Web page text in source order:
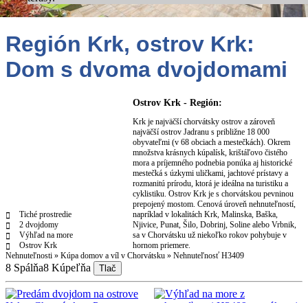
Región Krk, ostrov Krk:
Dom s dvoma dvojdomami
Tiché prostredie
2 dvojdomy
Výhľad na more
Ostrov Krk
Ostrov Krk - Región:
Krk je najväčší chorvátsky ostrov a zároveň
najväčší ostrov Jadranu s približne 18 000
obyvateľmi (v 68 obciach a mestečkách). Okrem
množstva krásnych kúpalísk, krištáľovo čistého
mora a príjemného podnebia ponúka aj historické
mestečká s úzkymi uličkami, jachtové prístavy a
rozmanitú prírodu, ktorá je ideálna na turistiku a
cyklistiku. Ostrov Krk je s chorvátskou pevninou
prepojený mostom. Cenová úroveň nehnuteľností,
napríklad v lokalitách Krk, Malinska, Baška,
Njivice, Punat, Šilo, Dobrinj, Soline alebo Vrbnik,
sa v Chorvátsku už niekoľko rokov pohybuje v
hornom priemere.
Nehnuteľnosti » Kúpa domov a víl v Chorvátsku » Nehnuteľnosť H3409
8 Spálňa8 Kúpeľňa Tlač